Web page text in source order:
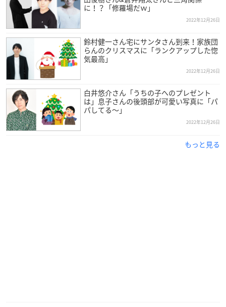
に！？「修羅場だｗ」
2022年12月26日
鈴村健一さん宅にサンタさん到来！家族団
らんのクリスマスに「ランクアップした惚
気最高」
2022年12月26日
白井悠介さん「うちの子へのプレゼント
は」息子さんの後頭部が可愛い写真に「パ
パしてる～」
2022年12月26日
もっと見る